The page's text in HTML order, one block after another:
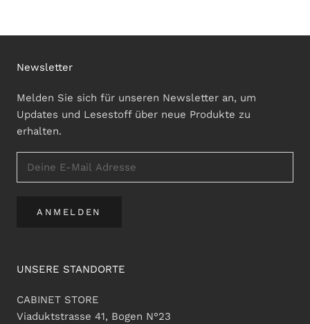
Newsletter
Melden Sie sich für unseren Newsletter an, um
Updates und Lesestoff über neue Produkte zu
erhalten.
ANMELDEN
UNSERE STANDORTE
CABINET STORE
Viaduktstrasse 41, Bogen N°23